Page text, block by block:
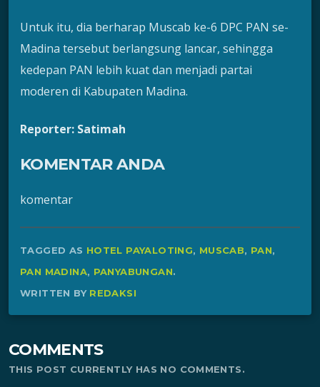
Untuk itu, dia berharap Muscab ke-6 DPC PAN se-
Madina tersebut berlangsung lancar, sehingga
kedepan PAN lebih kuat dan menjadi partai
moderen di Kabupaten Madina.
Reporter: Satimah
KOMENTAR ANDA
komentar
TAGGED AS HOTEL PAYALOTING, MUSCAB, PAN,
PAN MADINA, PANYABUNGAN.
WRITTEN BY REDAKSI
COMMENTS
THIS POST CURRENTLY HAS NO COMMENTS.